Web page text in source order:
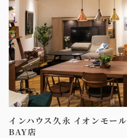
インハウス久永 イオンモー
BAY店